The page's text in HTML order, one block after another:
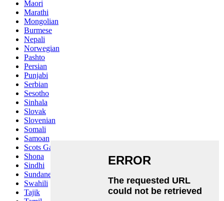
Maori
Marathi
Mongolian
Burmese
Nepali
Norwegian
Pashto
Persian
Punjabi
Serbian
Sesotho
Sinhala
Slovak
Slovenian
Somali
Samoan
Scots Gaelic
Shona
Sindhi
Sundanese
Swahili
Tajik